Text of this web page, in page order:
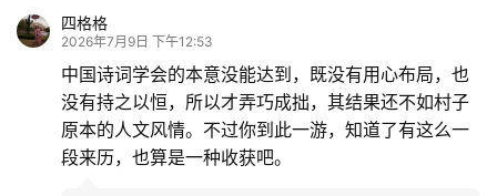
四格格
2026年7月9日 下午12:53
中国诗词学会的本意没能达到，既没有用心布局，也
没有持之以恒，所以才弄巧成拙，其结果还不如村子
原本的人文风情。不过你到此一游，知道了有这么一
段来历，也算是一种收获吧。